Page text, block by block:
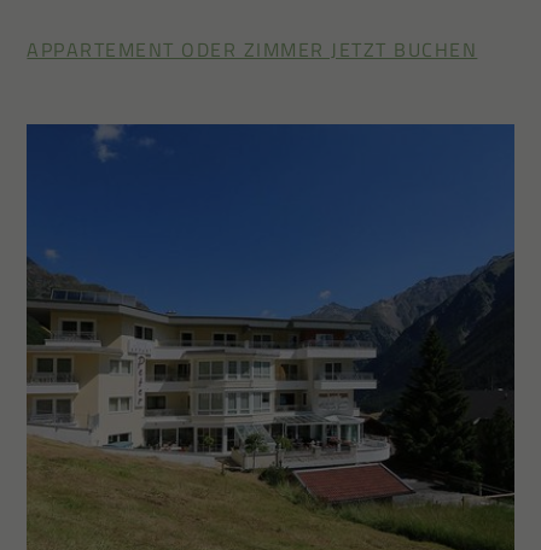
APPARTEMENT ODER ZIMMER JETZT BUCHEN